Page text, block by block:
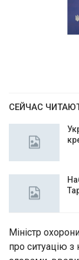
СЕЙЧАС
Міністр
про ситуацію з